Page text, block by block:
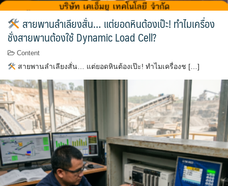
สายพานลำเลียงสั่น… แต่ยอดหินต้องเป๊ะ! ทำไมเครื่อง
ชั่งสายพานต้องใช้ Dynamic Load Cell?
Content
สายพานลำเลียงสั่น… แต่ยอดหินต้องเป๊ะ! ทำไมเครื่องช […]